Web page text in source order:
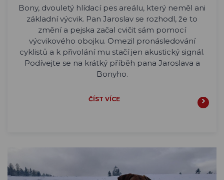
Bony, dvouletý hlídací pes areálu, který neměl ani
základní výcvik. Pan Jaroslav se rozhodl, že to
změní a pejska začal cvičit sám pomocí
výcvikového obojku. Omezil pronásledování
cyklistů a k přivolání mu stačí jen akustický signál.
Podívejte se na krátký příběh pana Jaroslava a
Bonyho.
ČÍST VÍCE